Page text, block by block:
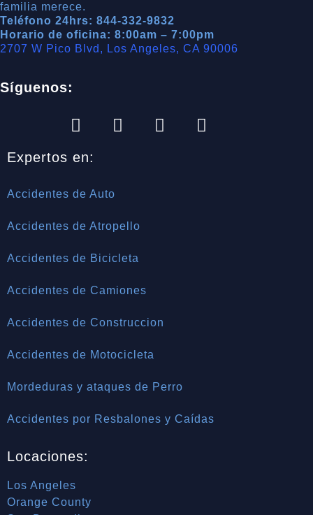
familia merece.
Teléfono 24hrs: 844-332-9832
Horario de oficina: 8:00am – 7:00pm
2707 W Pico Blvd, Los Angeles, CA 90006
Síguenos:
Expertos en:
Accidentes de Auto
Accidentes de Atropello
Accidentes de Bicicleta
Accidentes de Camiones
Accidentes de Construccion
Accidentes de Motocicleta
Mordeduras y ataques de Perro
Accidentes por Resbalones y Caídas
Locaciones:
Los Angeles
Orange County